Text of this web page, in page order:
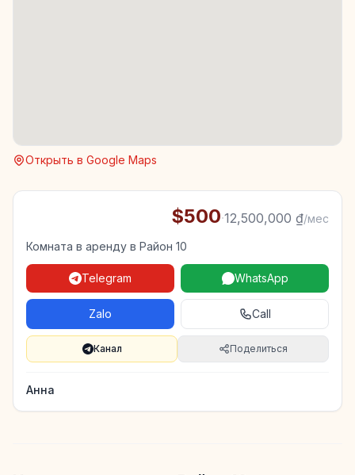
Открыть в Google Maps
$500·12,500,000 ₫/мес
Комната в аренду в Район 10
Telegram WhatsApp
Zalo Call
Канал Поделиться
Анна